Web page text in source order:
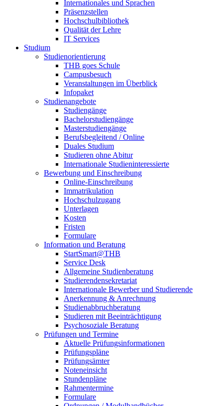
Internationales und Sprachen
Präsenzstellen
Hochschulbibliothek
Qualität der Lehre
IT Services
Studium
Studienorientierung
THB goes Schule
Campusbesuch
Veranstaltungen im Überblick
Infopaket
Studienangebote
Studiengänge
Bachelorstudiengänge
Masterstudiengänge
Berufsbegleitend / Online
Duales Studium
Studieren ohne Abitur
Internationale Studieninteressierte
Bewerbung und Einschreibung
Online-Einschreibung
Immatrikulation
Hochschulzugang
Unterlagen
Kosten
Fristen
Formulare
Information und Beratung
StartSmart@THB
Service Desk
Allgemeine Studienberatung
Studierendensekretariat
Internationale Bewerber und Studierende
Anerkennung & Anrechnung
Studienabbruchberatung
Studieren mit Beeinträchtigung
Psychosoziale Beratung
Prüfungen und Termine
Aktuelle Prüfungsinformationen
Prüfungspläne
Prüfungsämter
Noteneinsicht
Stundenpläne
Rahmentermine
Formulare